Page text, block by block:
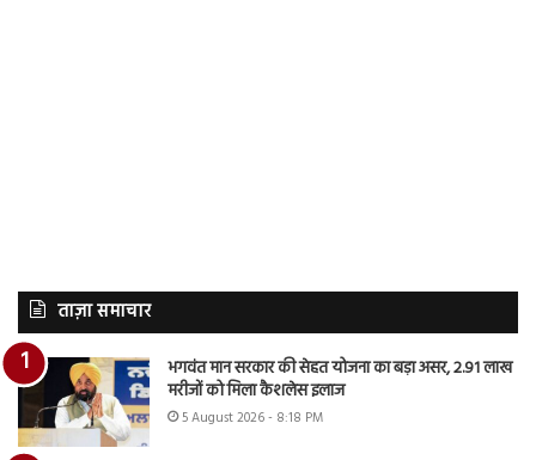
ताज़ा समाचार
भगवंत मान सरकार की सेहत योजना का बड़ा असर, 2.91 लाख
मरीजों को मिला कैशलेस इलाज
5 August 2026 - 8:18 PM